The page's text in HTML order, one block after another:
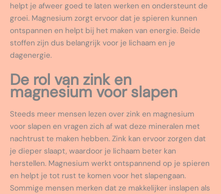
helpt je afweer goed te laten werken en ondersteunt de
groei. Magnesium zorgt ervoor dat je spieren kunnen
ontspannen en helpt bij het maken van energie. Beide
stoffen zijn dus belangrijk voor je lichaam en je
dagenergie.
De rol van zink en
magnesium voor slapen
Steeds meer mensen lezen over zink en magnesium
voor slapen en vragen zich af wat deze mineralen met
nachtrust te maken hebben. Zink kan ervoor zorgen dat
je dieper slaapt, waardoor je lichaam beter kan
herstellen. Magnesium werkt ontspannend op je spieren
en helpt je tot rust te komen voor het slapengaan.
Sommige mensen merken dat ze makkelijker inslapen als